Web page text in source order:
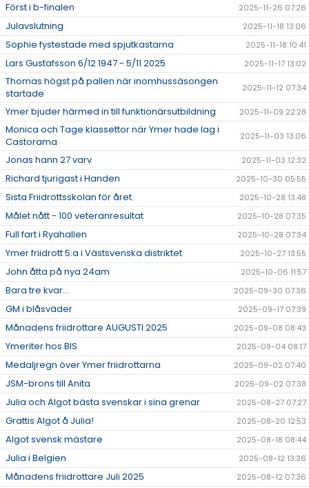
Först i b-finalen 2025-11-26 07:26
Julavslutning 2025-11-18 13:06
Sophie fystestade med spjutkastarna 2025-11-18 10:41
Lars Gustafsson 6/12 1947 - 5/11 2025 2025-11-17 13:02
Thomas högst på pallen när inomhussäsongen
startade
2025-11-12 07:34
Ymer bjuder härmed in till funktionärsutbildning 2025-11-09 22:28
Monica och Tage klassettor när Ymer hade lag i
Castorama
2025-11-03 13:06
Jonas hann 27 varv 2025-11-03 12:32
Richard tjurigast i Handen 2025-10-30 05:55
Sista Friidrottsskolan för året. 2025-10-28 13:48
Målet nått - 100 veteranresultat 2025-10-28 07:35
Full fart i Ryahallen 2025-10-28 07:34
Ymer friidrott 5:a i Västsvenska distriktet 2025-10-27 13:55
John åtta på nya 24am 2025-10-06 11:57
Bara tre kvar... 2025-09-30 07:36
GM i blåsväder 2025-09-17 07:39
Månadens friidrottare AUGUSTI 2025 2025-09-08 08:43
Ymeriter hos BIS 2025-09-04 08:17
Medaljregn över Ymer friidrottarna 2025-09-02 07:40
JSM-brons till Anita 2025-09-02 07:38
Julia och Algot bästa svenskar i sina grenar 2025-08-27 07:27
Grattis Algot å Julia! 2025-08-20 12:53
Algot svensk mästare 2025-08-18 08:44
Julia i Belgien 2025-08-12 13:36
Månadens friidrottare Juli 2025 2025-08-12 07:36